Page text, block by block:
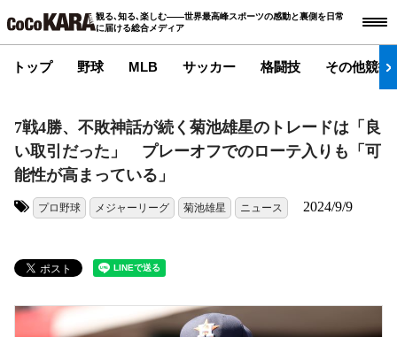
観る､知る､楽しむ――世界最高峰スポーツの感動と裏側を日常
に届ける総合メディア
トップ 野球 MLB サッカー 格闘技 その他競技
7戦4勝、不敗神話が続く菊池雄星のトレードは「良
い取引だった」 プレーオフでのローテ入りも「可
能性が高まっている」
プロ野球 メジャーリーグ 菊池雄星 ニュース 2024/9/9